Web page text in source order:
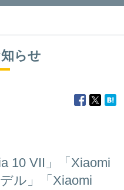
らせ
10 VII」「Xiaomi
ル」「Xiaomi